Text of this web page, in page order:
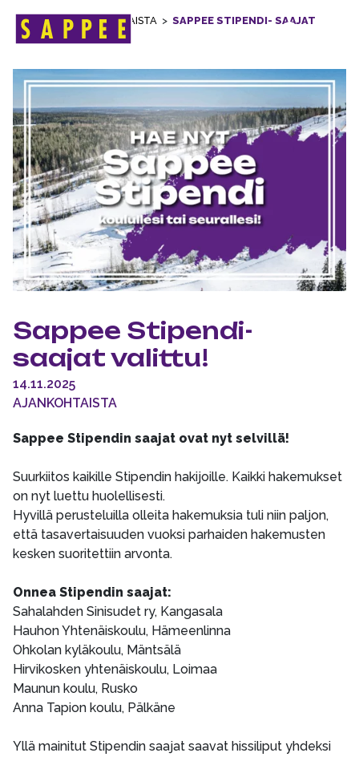
Päävalikko
ETUSIVU > AJANKOHTAISTA > SAPPEE STIPENDI- SAAJAT
VALITTU!
Sappee Stipendi-
saajat valittu!
14.11.2025
AJANKOHTAISTA
Sappee Stipendin saajat ovat nyt selvillä!
Suurkiitos kaikille Stipendin hakijoille. Kaikki hakemukset
on nyt luettu huolellisesti.
Hyvillä perusteluilla olleita hakemuksia tuli niin paljon,
että tasavertaisuuden vuoksi parhaiden hakemusten
kesken suoritettiin arvonta.
Onnea Stipendin saajat:
Sahalahden Sinisudet ry, Kangasala
Hauhon Yhtenäiskoulu, Hämeenlinna
Ohkolan kyläkoulu, Mäntsälä
Hirvikosken yhtenäiskoulu, Loimaa
Maunun koulu, Rusko
Anna Tapion koulu, Pälkäne
Yllä mainitut Stipendin saajat saavat hissiliput yhdeksi